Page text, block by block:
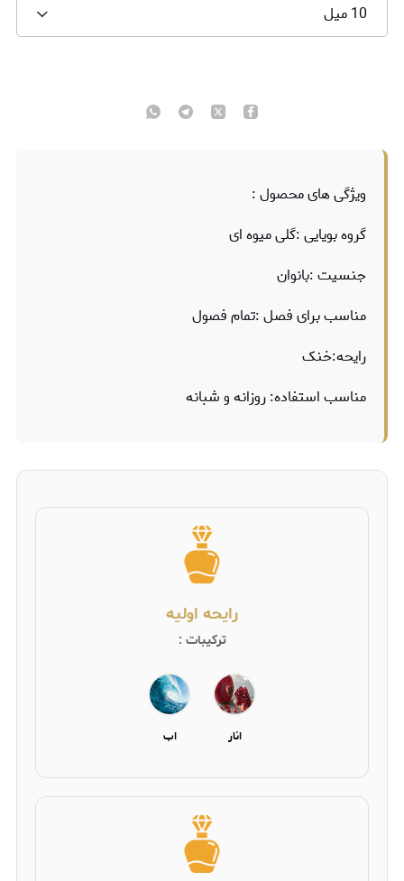
10 میل
ویژگی های محصول :
گروه بویایی :گلی میوه ای
جنسیت :بانوان
مناسب برای فصل :تمام فصول
رایحه:خنک
مناسب استفاده: روزانه و شبانه
رایحه اولیه
ترکیبات :
انار اب